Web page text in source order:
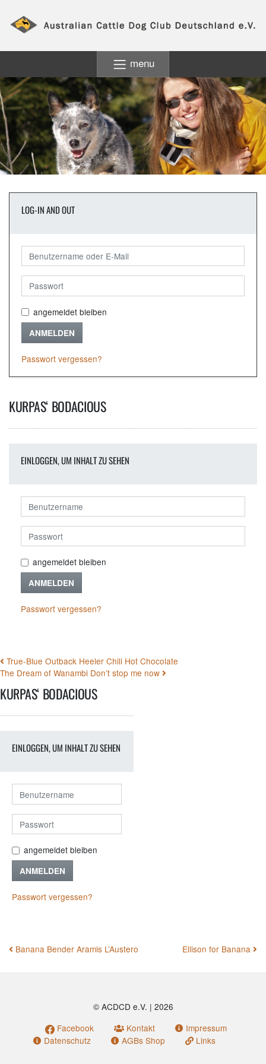
menu
LOG-IN AND OUT
angemeldet bleiben
ANMELDEN
Passwort vergessen?
KURPAS‘ BODACIOUS
EINLOGGEN, UM INHALT ZU SEHEN
angemeldet bleiben
ANMELDEN
Passwort vergessen?
BEITRAGSNAVIGATION
True-Blue Outback Heeler Chili Hot Chocolate
The Dream of Wanambi Don’t stop me now
KURPAS‘ BODACIOUS
EINLOGGEN, UM INHALT ZU SEHEN
angemeldet bleiben
ANMELDEN
Passwort vergessen?
BEITRAGSNAVIGATION
Banana Bender Aramis L’Austero Ellison for Banana
© ACDCD e.V. | 2026
Facebook
Kontakt
Impressum
Datenschutz
AGBs Shop Links